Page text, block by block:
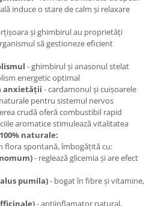
induce o stare de calm și relaxare
și ghimbirul au proprietăți
să gestioneze eficient
- ghimbirul și anasonul stelat
energetic optimal
anxietății - cardamonul și cuișoarele
pentru sistemul nervos
crudă oferă combustibil rapid
aromatice stimulează vitalitatea
naturale:
flora spontană, îmbogățită cu:
- reglează glicemia și are efect
pumila)- bogat în fibre și vitamine,
- antiinflamator natural,